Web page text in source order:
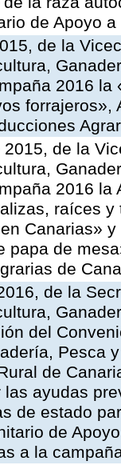
de Apoyo
de la
2016 la
forrajeros»,
de la
2016
raíces
Canarias»
papa de
de
de la
del
Pesca
de
ayudas
de estado
de
a la